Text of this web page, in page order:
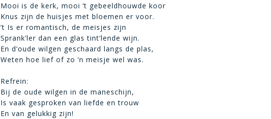
Mooi is de kerk, mooi ’t gebeeldhouwde koor
Knus zijn de huisjes met bloemen er voor.
’t Is er romantisch, de meisjes zijn
Sprank’ler dan een glas tint’lende wijn.
En d’oude wilgen geschaard langs de plas,
Weten hoe lief of zo ’n meisje wel was.
Refrein:
Bij de oude wilgen in de maneschijn,
Is vaak gesproken van liefde en trouw
En van gelukkig zijn!